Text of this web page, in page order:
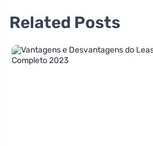
Related Posts